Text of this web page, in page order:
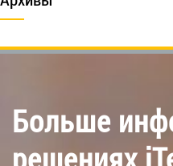
Больше
решениях